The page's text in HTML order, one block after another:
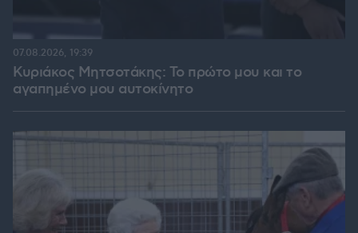
Κυριάκος Μητσοτάκης: Το πρώτο μου και το
αγαπημένο μου αυτοκίνητο
07.08.2026, 19:39